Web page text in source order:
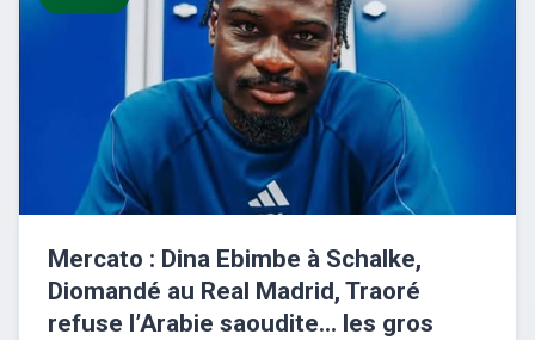
Mercato : Dina Ebimbe à Schalke,
Diomandé au Real Madrid, Traoré
refuse l’Arabie saoudite… les gros